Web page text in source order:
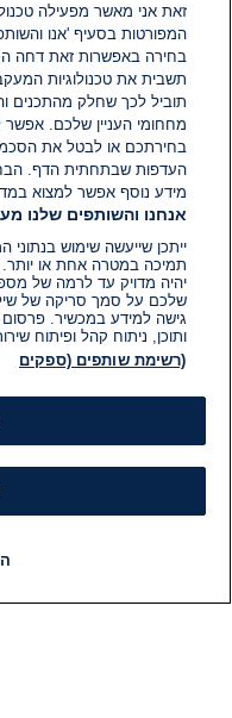
אין עדיין תגובות. היה
הוסף תגובה
זאת אני מאשר מפעילה
המפורטות בסעיף 'אנו
בחירה באפשרות זאת דחה
תשבית את טכנולוגיות
תוביל לכך שחלק מהתכנים
מחחומי העניין שלכם.
בחירתכם או לבטל את
העדפות שבתחתית הדף.
מידע נוסף אפשר למצוא
אנחנו והשותפים שלנו
ייתכן שייעשה שימוש בנתוני
תמיכה במטרה אחת או
יהיה מדויק עד לרמה של
שלכם על סמך סריקה של
גישה למידע במכשיר. פרסום
ותוכן, ניתוח קהל ופיתוח
(רשימת שותפים (ספקים